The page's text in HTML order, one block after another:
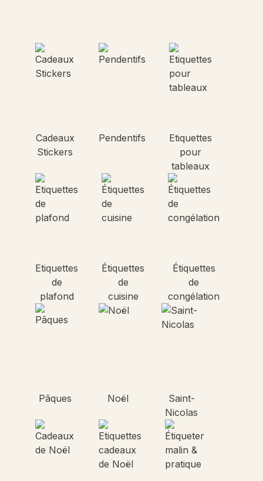
Cadeaux
Stickers
Pendentifs
Etiquettes
pour
tableaux
Etiquettes
de
plafond
Étiquettes
de
cuisine
Étiquettes
de
congélation
Pâques Noël
Saint-
Nicolas